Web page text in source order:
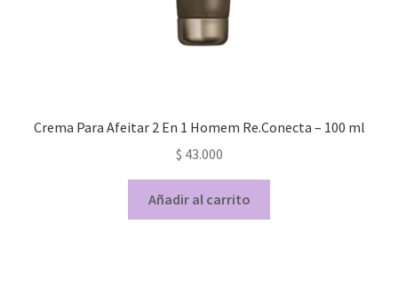
Crema Para Afeitar 2 En 1 Homem Re.Conecta – 100 ml
$ 43.000
Añadir al carrito